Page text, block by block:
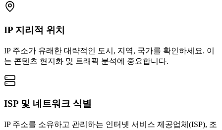
IP 지리적 위치
IP 주소가 유래한 대략적인 도시, 지역, 국가를 확인하세요. 이
는 콘텐츠 현지화 및 트래픽 분석에 중요합니다.
ISP 및 네트워크 식별
IP 주소를 소유하고 관리하는 인터넷 서비스 제공업체(ISP), 조